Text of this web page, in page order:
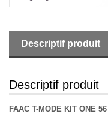
Descriptif produit
Descriptif produit
FAAC T-MODE KIT ONE